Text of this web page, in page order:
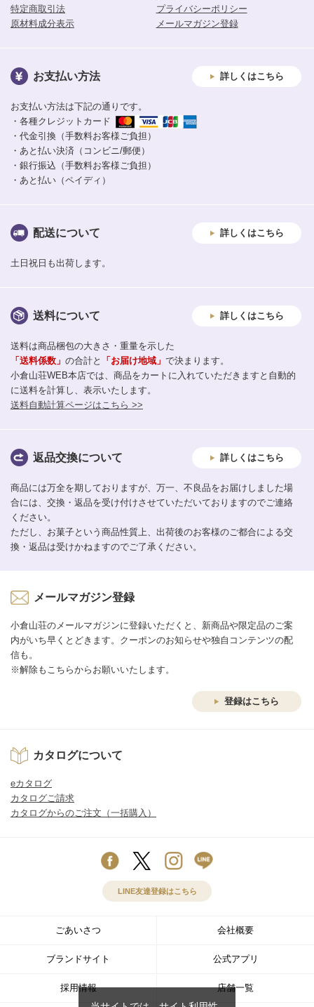
特定商取引法
プライバシーポリシー
原材料成分表示
メールマガジン登録
お支払い方法 詳しくはこちら
お支払い方法は下記の通りです。
・各種クレジットカード
・代金引換（手数料お客様ご負担）
・あと払い決済（コンビニ/郵便）
・銀行振込（手数料お客様ご負担）
・あと払い（ペイディ）
配送について 詳しくはこちら
土日祝日も出荷します。
送料について 詳しくはこちら
送料は商品梱包の大きさ・重量を示した
「送料係数」 の合計と 「お届け地域」 で決まります。
小倉山荘WEB本店では、商品をカートに入れていただきますと自動的
に送料を計算し、表示いたします。
送料自動計算ページはこちら >>
返品交換について 詳しくはこちら
商品には万全を期しておりますが、万一、不良品をお届けしました場
合には、交換・返品を受け付けさせていただいておりますのでご連絡
ください。
ただし、お菓子という商品性質上、出荷後のお客様のご都合による交
換・返品は受けかねますのでご了承ください。
メールマガジン登録
小倉山荘のメールマガジンに登録いただくと、新商品や限定品のご案
内がいち早くとどきます。クーポンのお知らせや独自コンテンツの配
信も。
※解除もこちらからお願いいたします。
登録はこちら
カタログについて
eカタログ
カタログご請求
カタログからのご注文（一括購入）
LINE友達登録はこちら
ごあいさつ 会社概要
ブランドサイト 公式アプリ
採用情報 店舗一覧